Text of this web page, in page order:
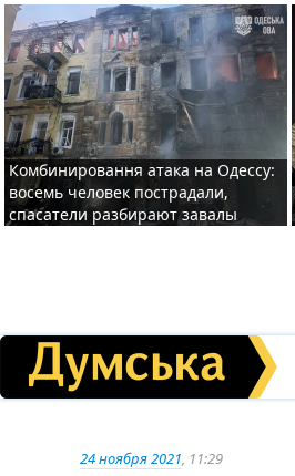
Комбинировання атака на Одессу:
восемь человек пострадали,
спасатели разбирают завалы
24 ноября 2021, 11:29